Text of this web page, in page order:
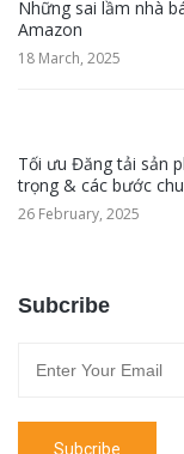
Những sai lầm nhà
Amazon
18 March, 2025
Tối ưu Đăng tải sản
trọng & các bước
26 February, 2025
Subcribe